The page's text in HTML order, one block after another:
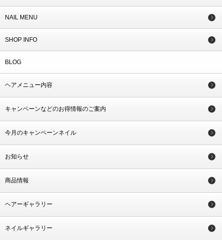
NAIL MENU
SHOP INFO
BLOG
ヘアメニュー内容
キャンペーンなどのお得情報のご案内
今月のキャンペーンネイル
お知らせ
商品情報
ヘアーギャラリー
ネイルギャラリー